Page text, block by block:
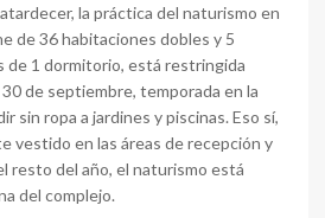
la práctica del naturismo en
de 36 habitaciones dobles y 5
de 1 dormitorio, está restringida
de septiembre, temporada en la
sin ropa a jardines y piscinas. Eso sí,
vestido en las áreas de recepción y
resto del año, el naturismo está
del complejo.